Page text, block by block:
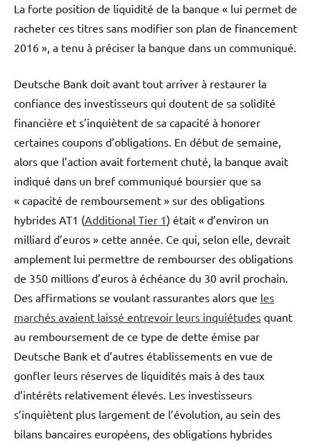
La forte position de liquidité de la banque « lui permet de
racheter ces titres sans modifier son plan de financement
2016 », a tenu à préciser la banque dans un communiqué.
Deutsche Bank doit avant tout arriver à restaurer la
confiance des investisseurs qui doutent de sa solidité
financière et s’inquiètent de sa capacité à honorer
certaines coupons d’obligations. En début de semaine,
alors que l’action avait fortement chuté, la banque avait
indiqué dans un bref communiqué boursier que sa
« capacité de remboursement » sur des obligations
hybrides AT1 (Additional Tier 1) était « d’environ un
milliard d’euros » cette année. Ce qui, selon elle, devrait
amplement lui permettre de rembourser des obligations
de 350 millions d’euros à échéance du 30 avril prochain.
Des affirmations se voulant rassurantes alors que les
marchés avaient laissé entrevoir leurs inquiétudes quant
au remboursement de ce type de dette émise par
Deutsche Bank et d’autres établissements en vue de
gonfler leurs réserves de liquidités mais à des taux
d’intérêts relativement élevés. Les investisseurs
s’inquiètent plus largement de l’évolution, au sein des
bilans bancaires européens, des obligations hybrides